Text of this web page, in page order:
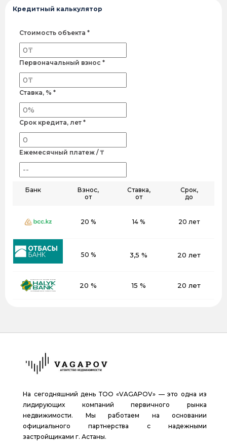
Кредитный калькулятор
Стоимость объекта *
Первоначальный взнос *
Ставка, % *
Срок кредита, лет *
Ежемесячный платеж / ₸
Банк
Взнос,
от
Ставка,
от
Срок,
до
20 % 14 % 20 лет
50 % 3,5 % 20 лет
20 % 15 % 20 лет
На сегодняшний день ТОО «VAGAPOV» — это одна из
лидирующих компаний первичного рынка
недвижимости. Мы работаем на основании
официального партнерства с надежными
застройщиками г. Астаны.